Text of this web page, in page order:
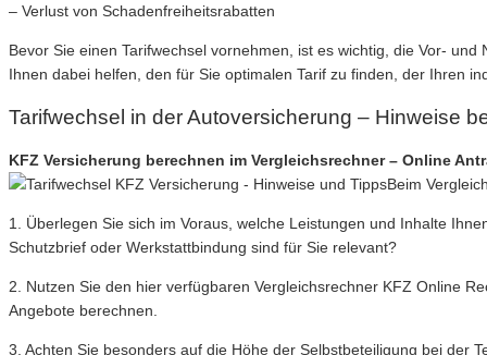
– Verlust von Schadenfreiheitsrabatten
Bevor Sie einen Tarifwechsel vornehmen, ist es wichtig, die Vor-
Ihnen dabei helfen, den für Sie optimalen Tarif zu finden, der Ihren
Tarifwechsel in der Autoversicherung – Hinweise
KFZ Versicherung berechnen im Vergleichsrechner – Online
Beim
1. Überlegen Sie sich im Voraus, welche Leistungen und Inhalte
Schutzbrief oder Werkstattbindung sind für Sie relevant?
2. Nutzen Sie den hier verfügbaren Vergleichsrechner KFZ Online
Angebote berechnen.
3. Achten Sie besonders auf die Höhe der Selbstbeteiligung bei der